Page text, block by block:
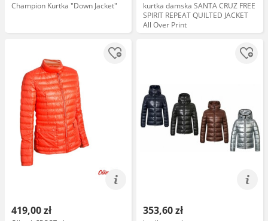
Champion Kurtka "Down Jacket"
kurtka damska SANTA CRUZ FREE
SPIRIT REPEAT QUILTED JACKET
All Over Print
419,00 zł 353,60 zł